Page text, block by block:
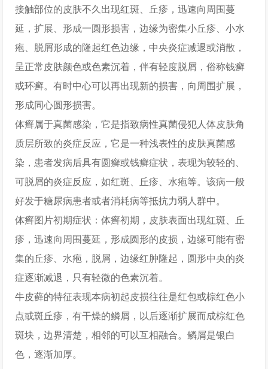
接触部位的皮肤不久出现红斑、丘疹，迅速向周围蔓
延，扩展、形成一圆形损害，边缘为密集小丘疹、小水
疱、脱屑形成的隆起红色边缘，中央炎症减退或消散，
呈正常皮肤颜色或色素沉着，伴有轻度脱屑，俗称钱癣
或环癣。有时中心可以再出现新的损害，向周围扩展，
形成同心圆形损害。
体癣属于真菌感染，它是指致病性真菌侵犯人体皮肤角
质层所致的炎症反应，它是一种浅表性的皮肤真菌感
染，患者发病后具有圆癣或钱癣症状，表现为较轻的、
可脱屑的炎症反应，如红斑、丘疹、水疱等。该病一般
好发于糖尿病患者或者消耗病等抵抗力弱人群中。
体癣图片初期症状：体癣初期，皮肤表面出现红斑、丘
疹，迅速向周围蔓延，形成圆形的皮损，边缘可能有密
集的丘疹、水疱，脱屑，边缘红肿隆起，圆形中央的炎
症逐渐减退，只有轻微的色素沉着。
牛皮藓的特征表现本病初起皮损往往是红包或棕红色小
点或斑丘疹，有干燥的鳞屑，以后逐渐扩展而成棕红色
斑块，边界清楚，相邻的可以互相融合。鳞屑是银白
色，逐渐加厚。